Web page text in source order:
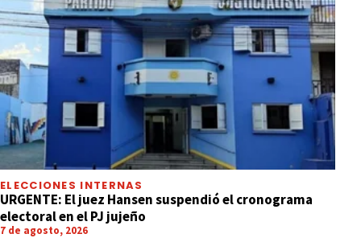
ELECCIONES INTERNAS
URGENTE: El juez Hansen suspendió el cronograma
electoral en el PJ jujeño
7 de agosto, 2026